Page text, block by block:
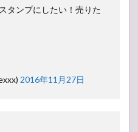
タンプにしたい！売りた
2016年11月27日